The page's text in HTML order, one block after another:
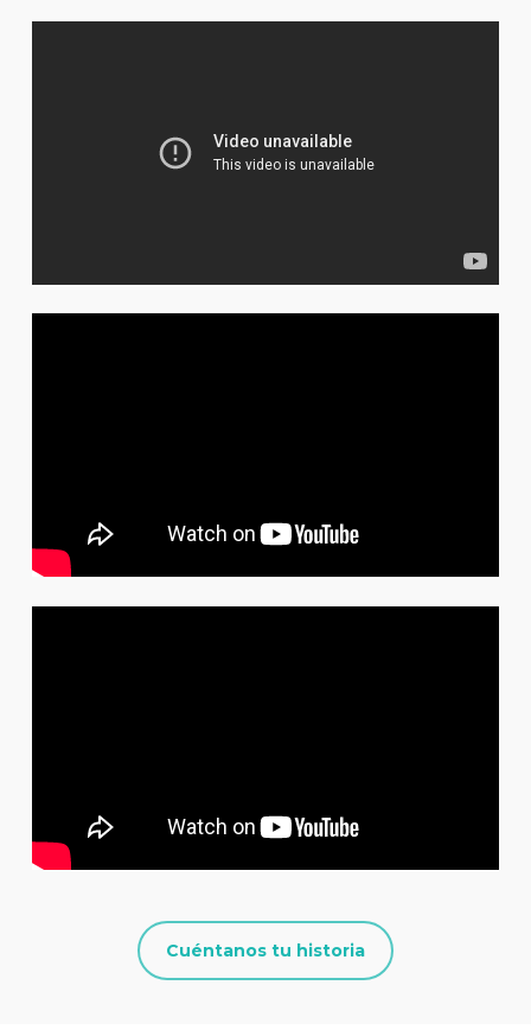
Cuéntanos tu historia